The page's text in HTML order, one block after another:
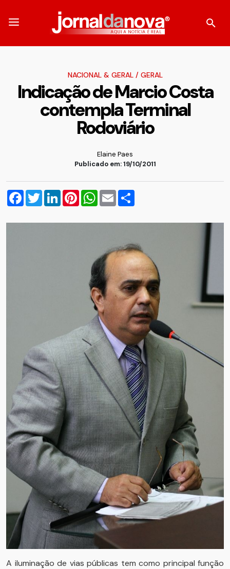
NACIONAL & GERAL/ GERAL
Indicação de Marcio Costa
contempla Terminal
Rodoviário
Elaine Paes
Publicado em: 19/10/2011
Facebook
TwitterLinkedInPinterestWhatsApp
Email
A iluminação de vias públicas tem como principal função